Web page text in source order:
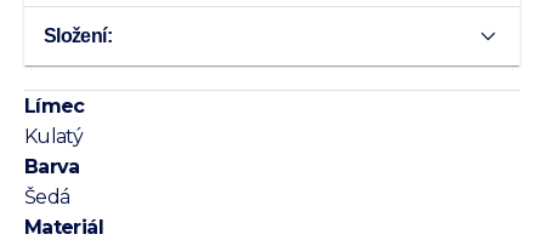
Složení:
Límec
Kulatý
Barva
Šedá
Materiál